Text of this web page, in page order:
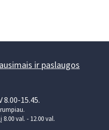
ir paslaugos
8.00-15.45.
val. - 12.00 val.